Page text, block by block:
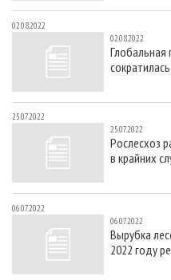
02.08.2022
02.08.2022
Глобальная
25.07.2022
25.07.2022
Рослесхоз
в крайних
06.07.2022
06.07.2022
Вырубка
2022 году